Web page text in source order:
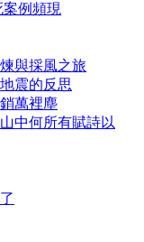
例頻現
與採風之旅
震的反思
萬裡塵
中何所有賦詩以